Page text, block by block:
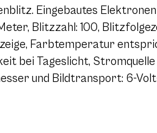
Eingebautes
Blitzzahl: 100,
Farbtemperatur
bei Tageslicht,
und Bildtransport: 6-